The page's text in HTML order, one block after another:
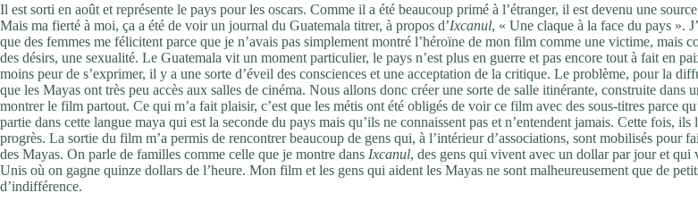
Il est sorti en août et représente le pays pour les oscars. Comme il a été beaucoup primé à l’étranger, il est devenu une
Mais ma fierté à moi, ça a été de voir un journal du Guatemala titrer, à propos d’Ixcanul, « Une claque à la face du pays ».
que des femmes me félicitent parce que je n’avais pas simplement montré l’héroïne de mon film comme une victime, mais
des désirs, une sexualité. Le Guatemala vit un moment particulier, le pays n’est plus en guerre et pas encore tout à fait en
moins peur de s’exprimer, il y a une sorte d’éveil des consciences et une acceptation de la critique. Le problème, pour la
que les Mayas ont très peu accès aux salles de cinéma. Nous allons donc créer une sorte de salle itinérante, construite dans
montrer le film partout. Ce qui m’a fait plaisir, c’est que les métis ont été obligés de voir ce film avec des sous-titres parce
partie dans cette langue maya qui est la seconde du pays mais qu’ils ne connaissent pas et n’entendent jamais. Cette fois, ils
progrès. La sortie du film m’a permis de rencontrer beaucoup de gens qui, à l’intérieur d’associations, sont mobilisés pour
des Mayas. On parle de familles comme celle que je montre dans Ixcanul, des gens qui vivent avec un dollar par jour et qui
Unis où on gagne quinze dollars de l’heure. Mon film et les gens qui aident les Mayas ne sont malheureusement que de
d’indifférence.